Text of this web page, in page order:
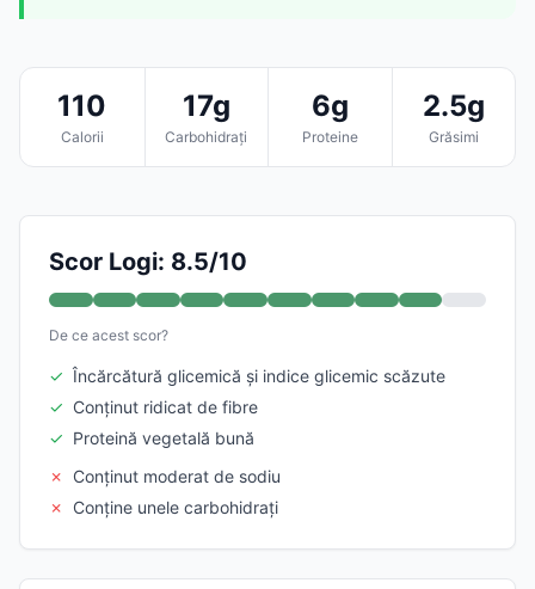
110
Calorii
17g
Carbohidrați
6g
Proteine
2.5g
Grăsimi
Scor Logi: 8.5/10
De ce acest scor?
✓ Încărcătură glicemică și indice glicemic scăzute
✓ Conținut ridicat de fibre
✓ Proteină vegetală bună
✗
Conținut moderat de sodiu
✗
Conține unele carbohidrați